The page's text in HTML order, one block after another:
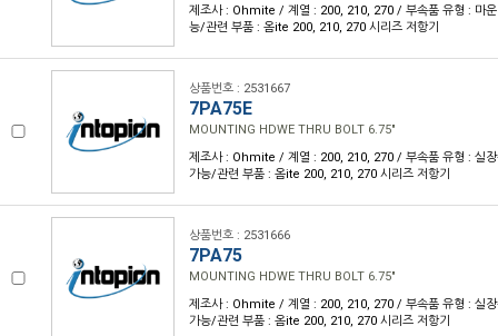
제조사 : Ohmite / 계열 : 200, 210, 270 / 부속품 유형 : 마
능/관련 부품 : 옴ite 200, 210, 270 시리즈 저항기
상품번호 : 2531667
7PA75E
MOUNTING HDWE THRU BOLT 6.75"
제조사 : Ohmite / 계열 : 200, 210, 270 / 부속품 유형 : 실
가능/관련 부품 : 옴ite 200, 210, 270 시리즈 저항기
상품번호 : 2531666
7PA75
MOUNTING HDWE THRU BOLT 6.75"
제조사 : Ohmite / 계열 : 200, 210, 270 / 부속품 유형 : 실
가능/관련 부품 : 옴ite 200, 210, 270 시리즈 저항기